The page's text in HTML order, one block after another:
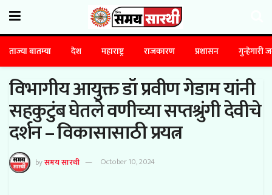
ताज्या बातम्या देश महाराष्ट्र राजकारण प्रशासन गुन्हेगारी
विभागीय आयुक्त डॉ प्रवीण गेडाम यांनी
सहकुटुंब घेतले वणीच्या सप्तश्रुंगी देवीचे
दर्शन – विकासासाठी प्रयत्न
byसमय सारथी October 10, 2024